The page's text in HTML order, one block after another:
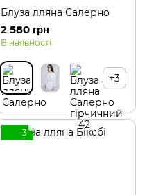
Блуза лляна Салерно
2 580 грн
В наявності
+3
3